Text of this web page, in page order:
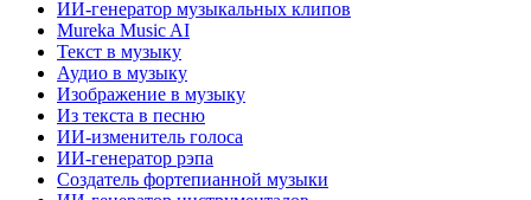
ИИ-генератор музыкальных клипов
Mureka Music AI
Текст в музыку
Аудио в музыку
Изображение в музыку
Из текста в песню
ИИ-изменитель голоса
ИИ-генератор рэпа
Создатель фортепианной музыки